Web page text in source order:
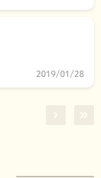
2019/01/28